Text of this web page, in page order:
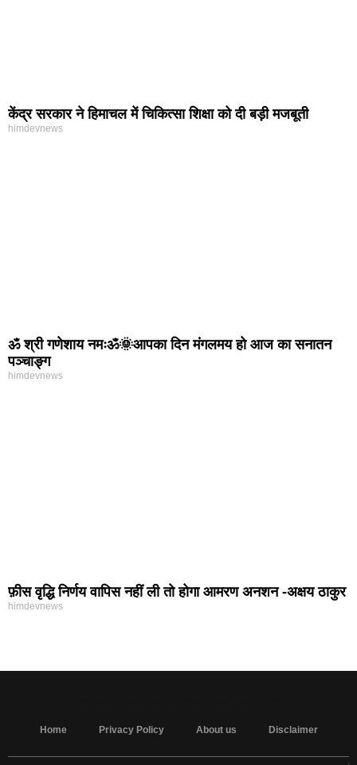
केंद्र सरकार ने हिमाचल में चिकित्सा शिक्षा को दी बड़ी मजबूती
himdevnews
ॐ श्री गणेशाय नमःॐ🌞आपका दिन मंगलमय हो आज का सनातन
पञ्चाङ्ग
himdevnews
फ़ीस वृद्धि निर्णय वापिस नहीं ली तो होगा आमरण अनशन -अक्षय ठाकुर
himdevnews
Home Privacy Policy About us Disclaimer